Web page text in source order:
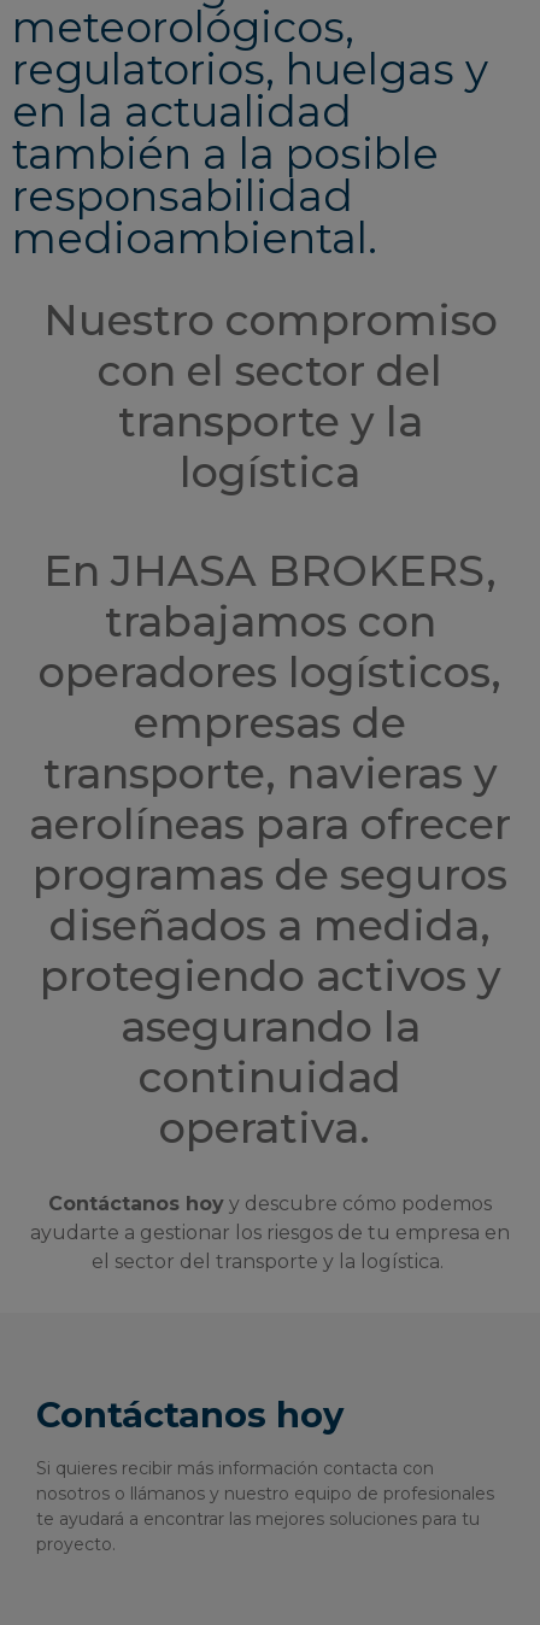
meteorológicos,
regulatorios, huelgas y
en la actualidad
también a la posible
responsabilidad
medioambiental.
Nuestro compromiso
con el sector del
transporte y la
logística
En JHASA BROKERS,
trabajamos con
operadores logísticos,
empresas de
transporte, navieras y
aerolíneas para ofrecer
programas de seguros
diseñados a medida,
protegiendo activos y
asegurando la
continuidad
operativa.
Contáctanos hoy y descubre cómo podemos
ayudarte a gestionar los riesgos de tu empresa en
el sector del transporte y la logística.
Contáctanos hoy
Si quieres recibir más información contacta con
nosotros o llámanos y nuestro equipo de profesionales
te ayudará a encontrar las mejores soluciones para tu
proyecto.